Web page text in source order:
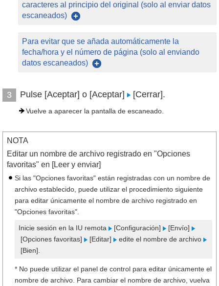
caracteres al principio del original (solo al enviar datos
escaneados)
Para evitar que se añada automáticamente la
fecha/hora y el número de página (solo al enviando
datos escaneados)
3 Pulse [Aceptar] o [Aceptar] [Cerrar].
Vuelve a aparecer la pantalla de escaneado.
NOTA
Editar un nombre de archivo registrado en "Opciones
favoritas" en [Leer y enviar]
Si las "Opciones favoritas" están registradas con un nombre de
archivo establecido, puede utilizar el procedimiento siguiente
para editar únicamente el nombre de archivo registrado en
"Opciones favoritas".
Inicie sesión en la IU remota [Configuración]
[Envío]
[Opciones favoritas]
[Editar]
edite el nombre de archivo
[Bien].
* No puede utilizar el panel de control para editar únicamente el
nombre de archivo. Para cambiar el nombre de archivo, vuelva